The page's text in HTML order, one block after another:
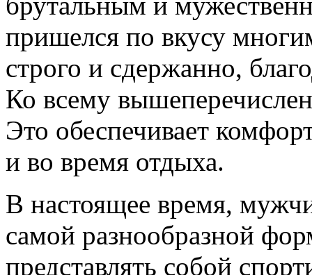
пришелся по вкусу
строго и сдержанно,
Ко всему
Это обеспечивает
и во время отдыха.
В настоящее время,
самой разнообразной
представлять собой